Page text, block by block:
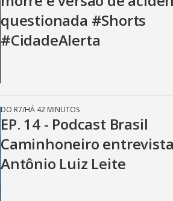
questionada #Shorts
#CidadeAlerta
DO R7/HÁ 42 MINUTOS
EP. 14 - Podcast Brasil
Caminhoneiro entrevista
Antônio Luiz Leite